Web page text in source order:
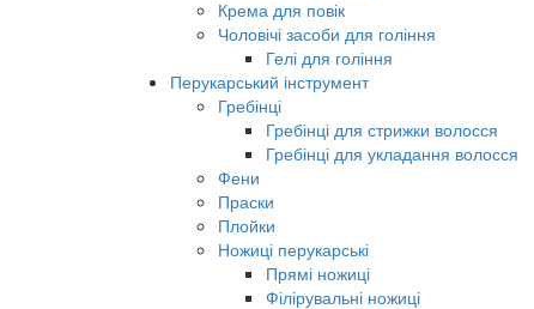
Крема для повік
Чоловічі засоби для гоління
Гелі для гоління
Перукарський інструмент
Гребінці
Гребінці для стрижки волосся
Гребінці для укладання волосся
Фени
Праски
Плойки
Ножиці перукарські
Прямі ножиці
Філірувальні ножиці